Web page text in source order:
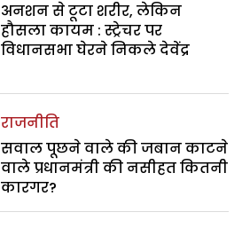
अनशन से टूटा शरीर, लेकिन
हौसला कायम : स्ट्रेचर पर
विधानसभा घेरने निकले देवेंद्र
राजनीति
सवाल पूछने वाले की जबान काटने
वाले प्रधानमंत्री की नसीहत कितनी
कारगर?